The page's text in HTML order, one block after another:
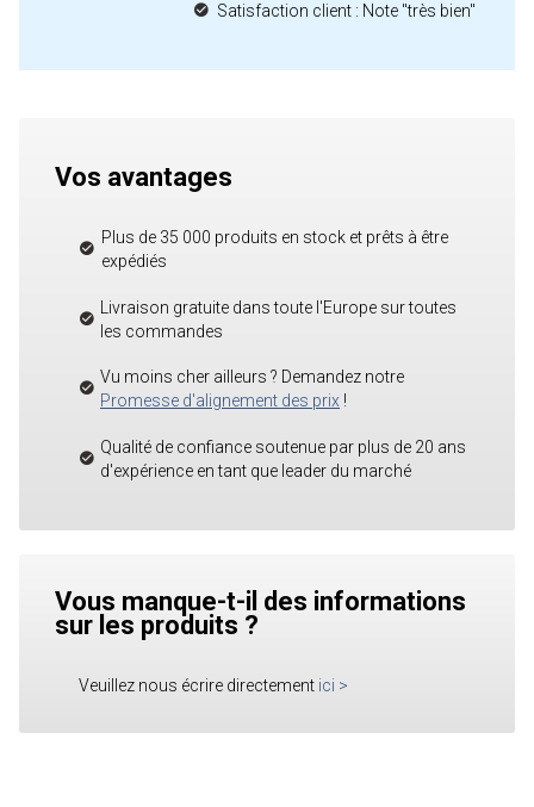
Satisfaction client : Note "très bien"
Vos avantages
Plus de 35 000 produits en stock et prêts à être
expédiés
Livraison gratuite dans toute l'Europe sur toutes
les commandes
Vu moins cher ailleurs ? Demandez notre
Promesse d'alignement des prix !
Qualité de confiance soutenue par plus de 20 ans
d'expérience en tant que leader du marché
Vous manque-t-il des informations
sur les produits ?
Veuillez nous écrire directement ici >